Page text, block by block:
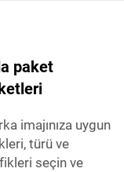
paket
imajınıza uygun
türü ve
seçin ve